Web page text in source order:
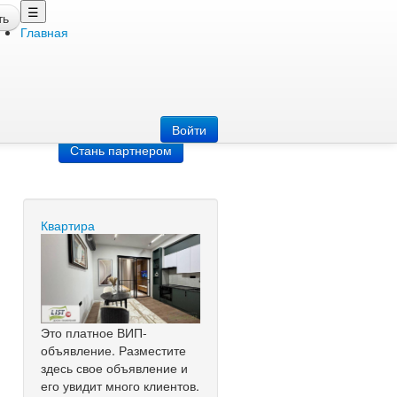
☰
Главная
Войти
Стань партнером
Квартира
Это платное ВИП-
объявление. Разместите
здесь свое объявление и
его увидит много клиентов.